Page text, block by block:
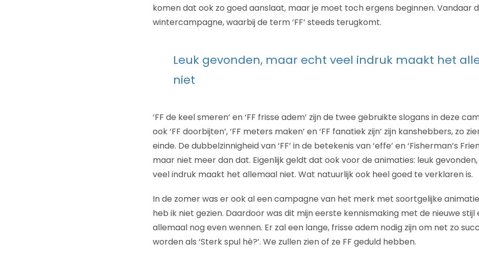
komen dat ook zo goed aanslaat, maar je moet toch ergens beginnen. Vandaar
wintercampagne, waarbij de term ‘FF’ steeds terugkomt.
Leuk gevonden, maar echt veel indruk maakt het
niet
‘FF de keel smeren’ en ‘FF frisse adem’ zijn de twee gebruikte slogans in deze
ook ‘FF doorbijten’, ‘FF meters maken’ en ‘FF fanatiek zijn’ zijn kanshebbers, zo
einde. De dubbelzinnigheid van ‘FF’ in de betekenis van ‘effe’ en ‘Fisherman’s
maar niet meer dan dat. Eigenlijk geldt dat ook voor de animaties: leuk
veel indruk maakt het allemaal niet. Wat natuurlijk ook heel goed te verklaren is.
In de zomer was er ook al een campagne van het merk met soortgelijke
heb ik niet gezien. Daardoor was dit mijn eerste kennismaking met de nieuwe stijl
allemaal nog even wennen. Er zal een lange, frisse adem nodig zijn om net zo
worden als ‘Sterk spul hè?’. We zullen zien of ze FF geduld hebben.